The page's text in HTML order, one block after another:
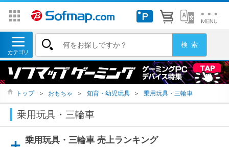
トップ ＞ おもちゃ ＞ 知育・幼児玩具 ＞ 乗用玩具・三輪車
乗用玩具・三輪車
乗用玩具・三輪車 売上ランキング